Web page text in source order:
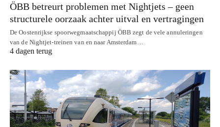
ÖBB betreurt problemen met Nightjets – geen
structurele oorzaak achter uitval en vertragingen
De Oostenrijkse spoorwegmaatschappij ÖBB zegt de vele annuleringen
van de Nightjet-treinen van en naar Amsterdam…
4 dagen terug